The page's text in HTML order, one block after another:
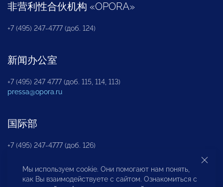
非营利性合伙机构 «OPORA»
+7 (495) 247-4777 (доб. 124)
新闻办公室
+7 (495) 247 4777 (доб. 115, 114, 113)
pressa@opora.ru
国际部
+7 (495) 247-4777 (доб. 126)
商投权益保护部
Мы используем cookie. Они помогают нам понять,
как Вы взаимодействуете с сайтом. Ознакомиться с